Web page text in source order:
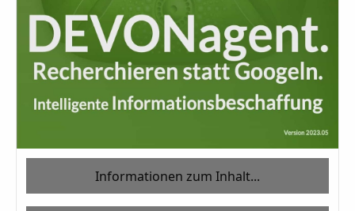
Informationen zum Inhalt...